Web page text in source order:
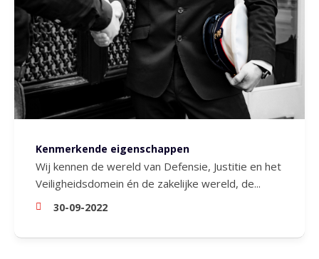
Kenmerkende eigenschappen
Wij kennen de wereld van Defensie, Justitie en het
Veiligheidsdomein én de zakelijke wereld, de...
30-09-2022